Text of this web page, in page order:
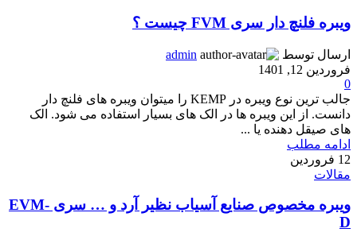
ویبره فلنچ دار سری FVM چیست ؟
ارسال توسط
admin
فروردین 12, 1401
0
جالب ترین نوع ویبره در KEMP را میتوان ویبره های فلنچ دار
دانست. از این ویبره ها در الک های بسیار استفاده می شود. الک
های صیقل دهنده یا ...
ادامه مطلب
12 فروردین
مقالات
ویبره مخصوص صنایع آسیاب نظیر آرد و … سری EVM-
D